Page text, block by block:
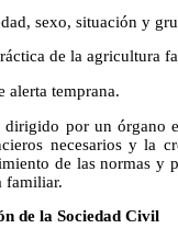
sexo, situación y
de la agricultura
alerta temprana.
dirigido por un órgano
necesarios y la
de las normas y
familiar.
de la Sociedad Civil